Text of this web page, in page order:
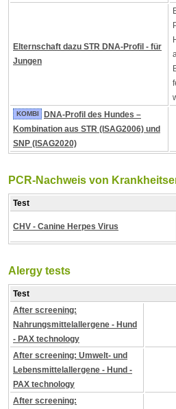
Elternschaft dazu STR DNA-Profil - für
Jungen
KOMBI
DNA-Profil des Hundes –
Kombination aus STR (ISAG2006) und
SNP (ISAG2020)
PCR-Nachweis von
Test
CHV - Canine Herpes Virus
Alergy tests
Test
After screening:
Nahrungsmittelallergene - Hund
- PAX technology
After screening: Umwelt- und
Lebensmittelallergene - Hund -
PAX technology
After screening: